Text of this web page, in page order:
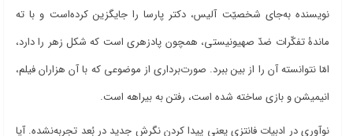
نویسنده بهجای شخصیّت آلیس، دکتر پارسا را جایگزین کردهاست و با ته
ماندۀ تفکّرات ضدّ صهیونیستی، همچون پادزهری است که شکل زهر را دارد،
امّا نتوانسته آن را از بین ببرد. صورتبرداری از موضوعی که با آن هزاران فیلم،
انیمیشن و بازی ساخته شده است، رفتن به بیراهه است.
نوآوری در ادبیات فانتزی یعنی پیدا کردن نگرش جدید در بُعد تجربهنشده. آیا